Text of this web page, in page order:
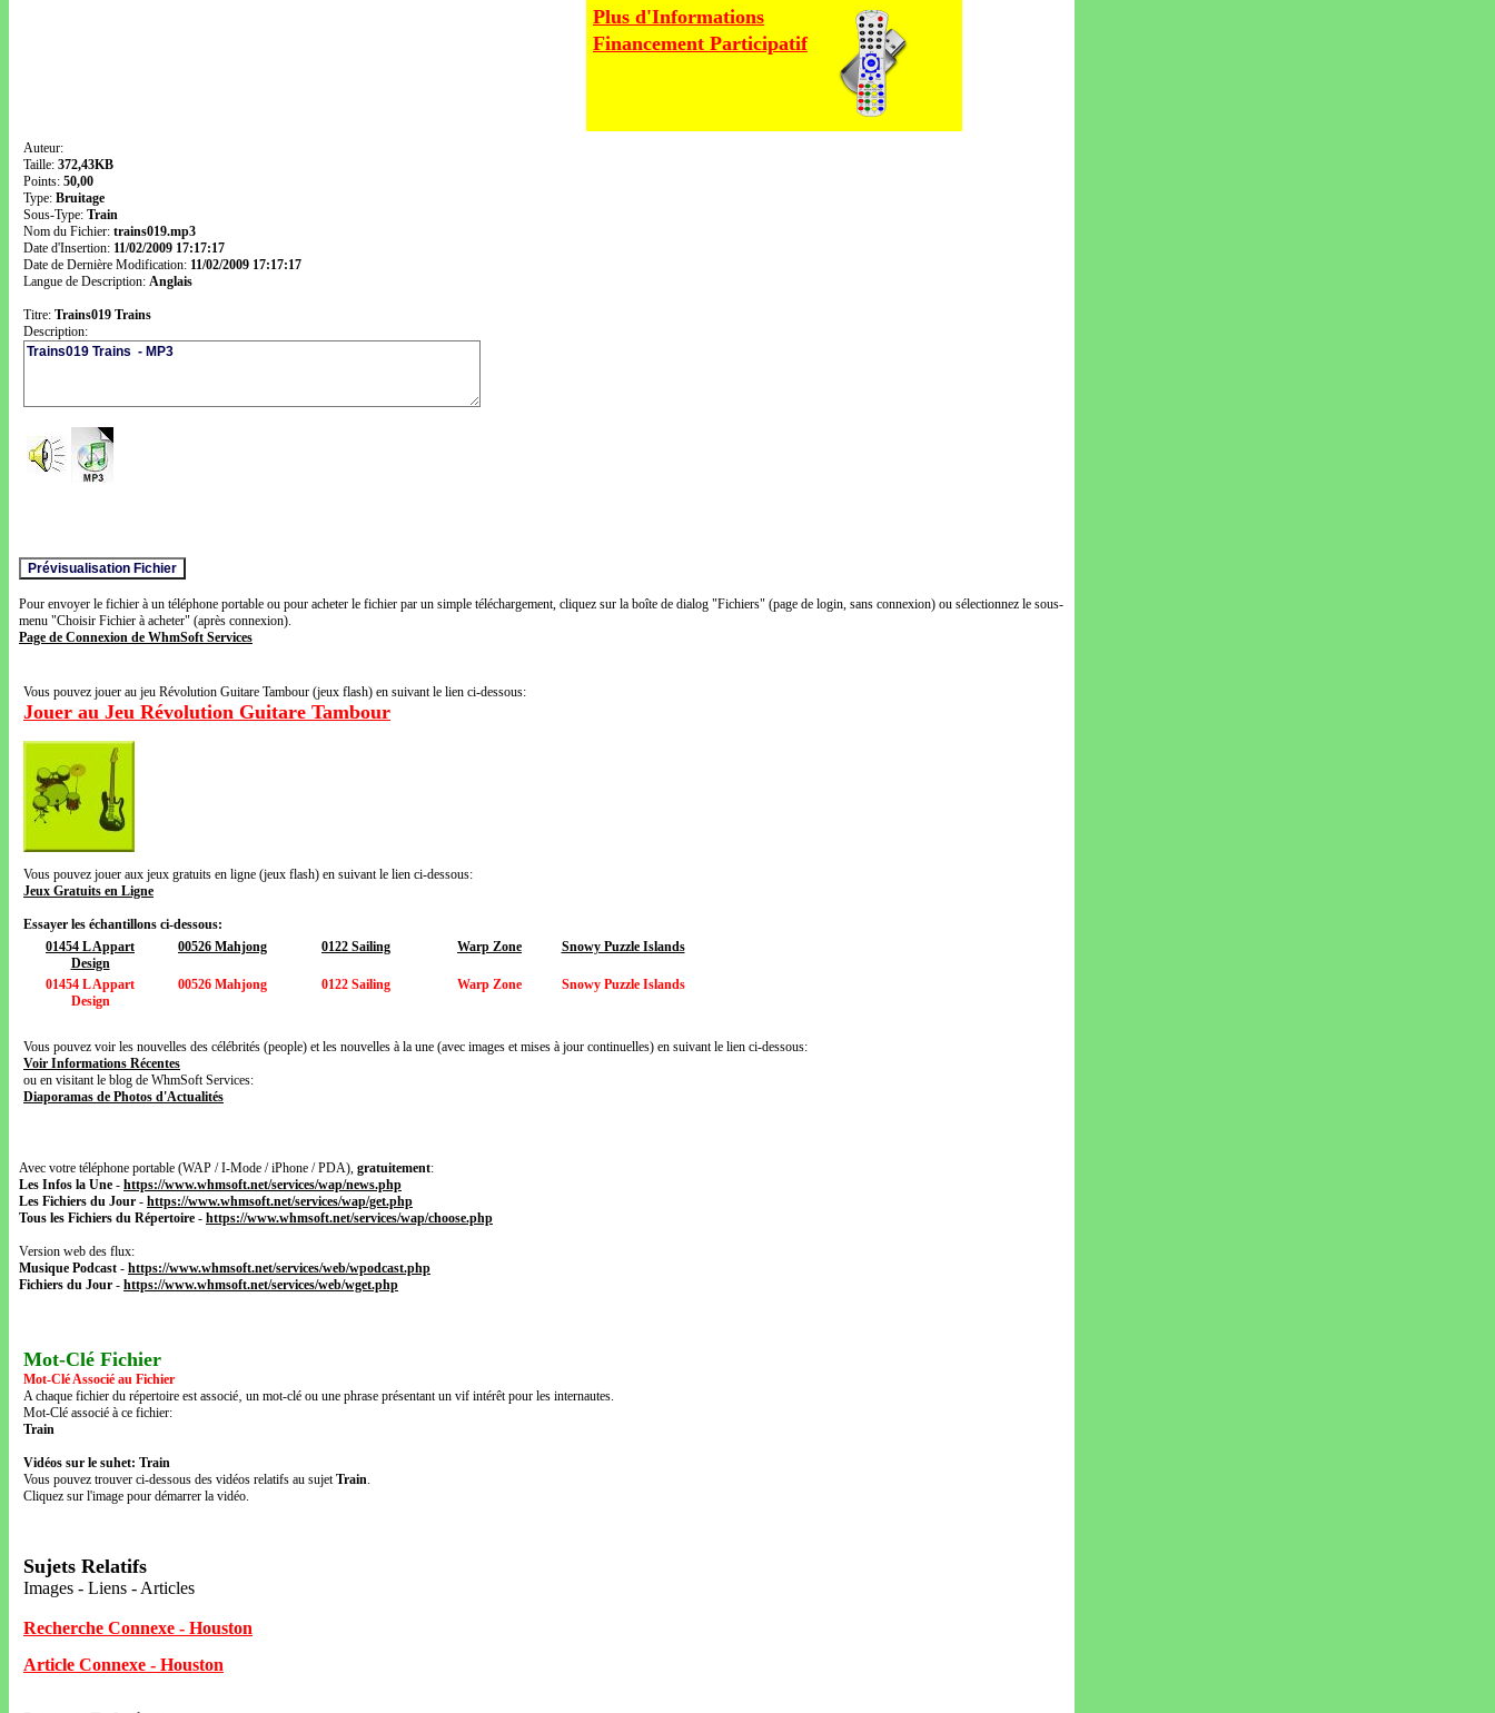
Plus d'Informations
Financement Participatif
Auteur:
Taille: 372,43KB
Points: 50,00
Type: Bruitage
Sous-Type: Train
Nom du Fichier: trains019.mp3
Date d'Insertion: 11/02/2009 17:17:17
Date de Dernière Modification: 11/02/2009 17:17:17
Langue de Description: Anglais
Titre: Trains019 Trains
Description:
Pour envoyer le fichier à un téléphone portable ou pour acheter le fichier par un simple téléchargement, cliquez sur la boîte de dialog "Fichiers" (page de login, sans connexion) ou sélectionnez le sous-
menu "Choisir Fichier à acheter" (après connexion).
Page de Connexion de WhmSoft Services
Vous pouvez jouer au jeu Révolution Guitare Tambour (jeux flash) en suivant le lien ci-dessous:
Jouer au Jeu Révolution Guitare Tambour
Vous pouvez jouer aux jeux gratuits en ligne (jeux flash) en suivant le lien ci-dessous:
Jeux Gratuits en Ligne
Essayer les échantillons ci-dessous:
01454 L Appart
Design
00526 Mahjong 0122 Sailing Warp Zone Snowy Puzzle Islands
01454 L Appart
Design
00526 Mahjong 0122 Sailing Warp Zone Snowy Puzzle Islands
Vous pouvez voir les nouvelles des célébrités (people) et les nouvelles à la une (avec images et mises à jour continuelles) en suivant le lien ci-dessous:
Voir Informations Récentes
ou en visitant le blog de WhmSoft Services:
Diaporamas de Photos d'Actualités
Avec votre téléphone portable (WAP / I-Mode / iPhone / PDA), gratuitement:
Les Infos la Une - https://www.whmsoft.net/services/wap/news.php
Les Fichiers du Jour - https://www.whmsoft.net/services/wap/get.php
Tous les Fichiers du Répertoire - https://www.whmsoft.net/services/wap/choose.php
Version web des flux:
Musique Podcast - https://www.whmsoft.net/services/web/wpodcast.php
Fichiers du Jour - https://www.whmsoft.net/services/web/wget.php
Mot-Clé Fichier
Mot-Clé Associé au Fichier
A chaque fichier du répertoire est associé‚ un mot-clé ou une phrase présentant un vif intérêt pour les internautes.
Mot-Clé associé à ce fichier:
Train
Vidéos sur le suhet: Train
Vous pouvez trouver ci-dessous des vidéos relatifs au sujetTrain.
Cliquez sur l'image pour démarrer la vidéo.
Sujets Relatifs
Images - Liens - Articles
Recherche Connexe - Houston
Article Connexe - Houston